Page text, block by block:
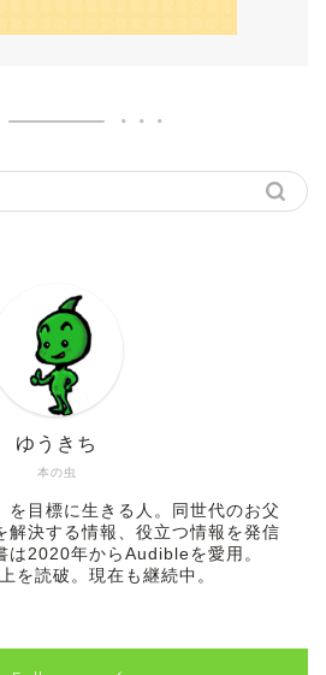
本の虫
ゆうきち
を目標に生きる人。同世代のお父
解決する情報、役立つ情報を発信
は2020年からAudibleを愛用。
を読破。現在も継続中。